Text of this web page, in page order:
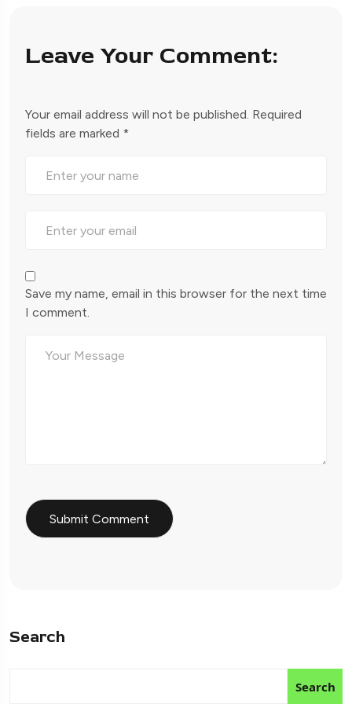
Leave Your Comment:
Your email address will not be published. Required
fields are marked *
Save my name, email in this browser for the next time
I comment.
Search
Search